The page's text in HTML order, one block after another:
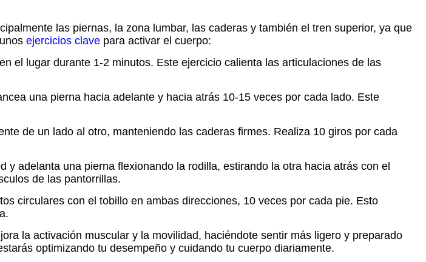
las piernas, la zona lumbar, las caderas y también el tren superior, ya que
ejercicios clave para activar el cuerpo:
el lugar durante 1-2 minutos. Este ejercicio calienta las articulaciones de las
una pierna hacia adelante y hacia atrás 10-15 veces por cada lado. Este
de un lado al otro, manteniendo las caderas firmes. Realiza 10 giros por cada
y adelanta una pierna flexionando la rodilla, estirando la otra hacia atrás con el
de las pantorrillas.
circulares con el tobillo en ambas direcciones, 10 veces por cada pie. Esto
la activación muscular y la movilidad, haciéndote sentir más ligero y preparado
optimizando tu desempeño y cuidando tu cuerpo diariamente.